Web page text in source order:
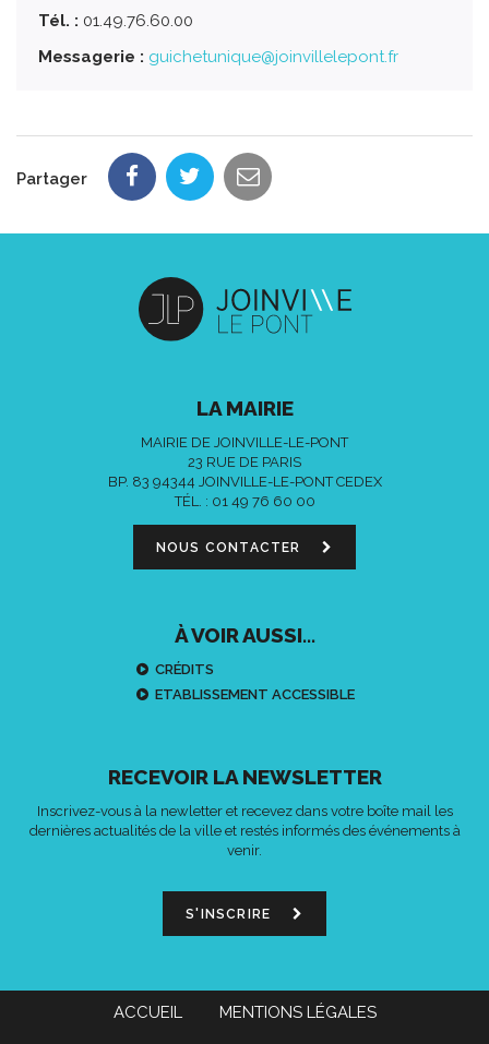
Tél. : 01.49.76.60.00
Messagerie : guichetunique@joinvillelepont.fr
Partager
LA MAIRIE
MAIRIE DE JOINVILLE-LE-PONT
23 RUE DE PARIS
BP. 83 94344 JOINVILLE-LE-PONT CEDEX
TÉL. : 01 49 76 60 00
NOUS CONTACTER
À VOIR AUSSI...
CRÉDITS
ETABLISSEMENT ACCESSIBLE
RECEVOIR LA NEWSLETTER
Inscrivez-vous à la newletter et recevez dans votre boîte mail les
dernières actualités de la ville et restés informés des événements à
venir.
S'INSCRIRE
ACCUEIL MENTIONS LÉGALES